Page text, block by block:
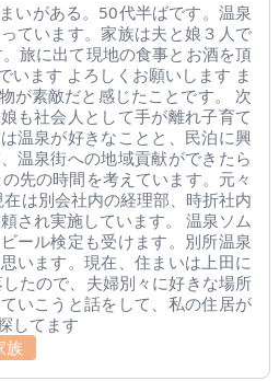
いがある。50代半ばです。温泉
ています。家族は夫と娘３人で
旅に出て現地の食事とお酒を頂
います よろしくお願いします ま
が素敵だと感じたことです。 次
も社会人として手が離れ子育て
温泉が好きなことと、民泊に興
温泉街への地域貢献ができたら
先の時間を考えています。元々
は別会社内の経理部、時折社内
され実施しています。 温泉ソム
ール検定も受けます。別所温泉
います。現在、住まいは上田に
たので、夫婦別々に好きな場所
いこうと話をして、私の住居が
してます
族